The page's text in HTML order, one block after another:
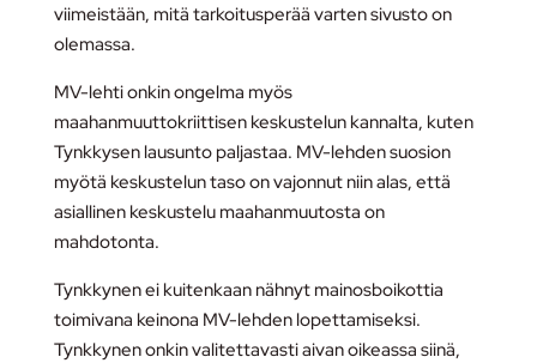
viimeistään, mitä tarkoitusperää varten sivusto on
olemassa.
MV-lehti onkin ongelma myös
maahanmuuttokriittisen keskustelun kannalta, kuten
Tynkkysen lausunto paljastaa. MV-lehden suosion
myötä keskustelun taso on vajonnut niin alas, että
asiallinen keskustelu maahanmuutosta on
mahdotonta.
Tynkkynen ei kuitenkaan nähnyt mainosboikottia
toimivana keinona MV-lehden lopettamiseksi.
Tynkkynen onkin valitettavasti aivan oikeassa siinä,